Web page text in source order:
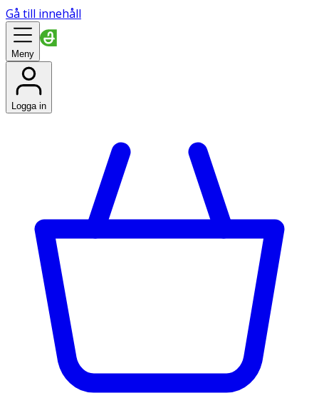
Gå till innehåll
Meny
Logga in